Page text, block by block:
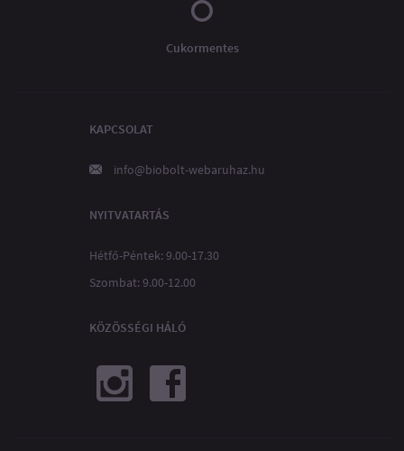
Cukormentes
KAPCSOLAT
info@biobolt-webaruhaz.hu
NYITVATARTÁS
Hétfő-Péntek: 9.00-17.30
Szombat: 9.00-12.00
KÖZÖSSÉGI HÁLÓ